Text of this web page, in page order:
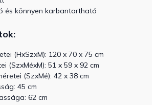
és könnyen karbantartható
(HxSzxM): 120 x 70 x 75 cm
(SzxMéxM): 51 x 59 x 92 cm
(SzxMé): 42 x 38 cm
45 cm
62 cm